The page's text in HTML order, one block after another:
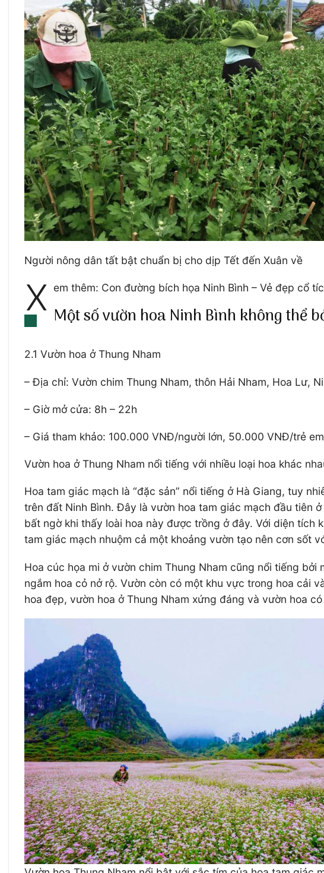
Người nông dân tất bật chuẩn bị cho dịp Tết đến Xuân về
X em thêm: Con đường bích họa Ninh Bình – Vẻ đẹp cổ
Một số vườn hoa Ninh Bình không thể
2.1 Vườn hoa ở Thung Nham
– Địa chỉ: Vườn chim Thung Nham, thôn Hải Nham, Hoa Lư,
– Giờ mở cửa: 8h – 22h
– Giá tham khảo: 100.000 VNĐ/người lớn, 50.000 VNĐ/trẻ
Vườn hoa ở Thung Nham nổi tiếng với nhiều loại hoa khác
Hoa tam giác mạch là “đặc sản” nổi tiếng ở Hà Giang, tuy
trên đất Ninh Bình. Đây là vườn hoa tam giác mạch đầu tiên
bất ngờ khi thấy loài hoa này được trồng ở đây. Với diện
tam giác mạch nhuộm cả một khoảng vườn tạo nên cơn sốt
Hoa cúc họa mi ở vườn chim Thung Nham cũng nổi tiếng
ngắm hoa cỏ nở rộ. Vườn còn có một khu vực trong hoa cải
hoa đẹp, vườn hoa ở Thung Nham xứng đáng và vườn hoa